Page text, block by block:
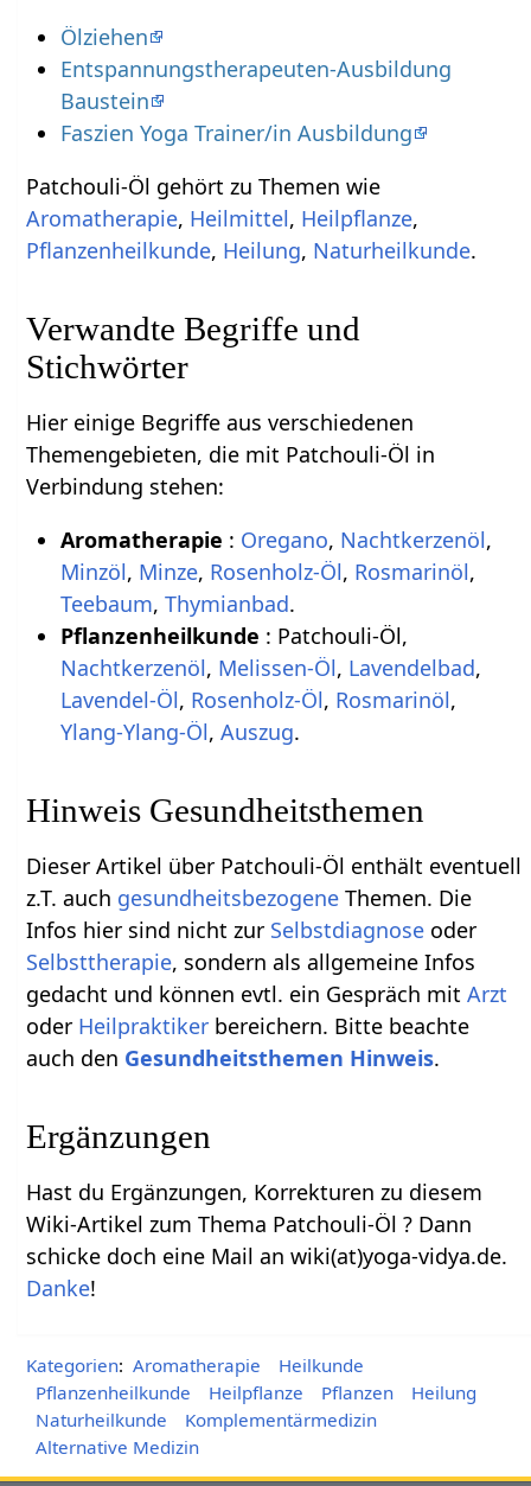
Ölziehen
Entspannungstherapeuten-Ausbildung
Baustein
Faszien Yoga Trainer/in Ausbildung
Patchouli-Öl gehört zu Themen wie
Aromatherapie, Heilmittel, Heilpflanze,
Pflanzenheilkunde, Heilung, Naturheilkunde.
Verwandte Begriffe und
Stichwörter
Hier einige Begriffe aus verschiedenen
Themengebieten, die mit Patchouli-Öl in
Verbindung stehen:
Aromatherapie : Oregano, Nachtkerzenöl,
Minzöl, Minze, Rosenholz-Öl, Rosmarinöl,
Teebaum, Thymianbad.
Pflanzenheilkunde : Patchouli-Öl,
Nachtkerzenöl, Melissen-Öl, Lavendelbad,
Lavendel-Öl, Rosenholz-Öl, Rosmarinöl,
Ylang-Ylang-Öl, Auszug.
Hinweis Gesundheitsthemen
Dieser Artikel über Patchouli-Öl enthält eventuell
z.T. auch gesundheitsbezogene Themen. Die
Infos hier sind nicht zur Selbstdiagnose oder
Selbsttherapie, sondern als allgemeine Infos
gedacht und können evtl. ein Gespräch mitArzt
oder Heilpraktiker bereichern. Bitte beachte
auch den Gesundheitsthemen Hinweis.
Ergänzungen
Hast du Ergänzungen, Korrekturen zu diesem
Wiki-Artikel zum Thema Patchouli-Öl ? Dann
schicke doch eine Mail an wiki(at)yoga-vidya.de.
Danke!
Kategorien: Aromatherapie
Heilkunde
Pflanzenheilkunde
Heilpflanze Pflanzen
Heilung
Naturheilkunde
Komplementärmedizin
Alternative Medizin